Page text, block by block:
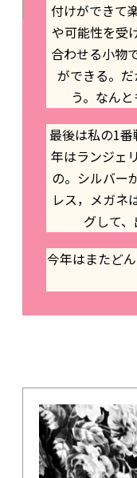
付けができて
や可能性を受
合わせる小物
ができる。
う。なん
最後は私の1
年はランジェ
の。シルバー
レス，メガネ
グして、
今年はまたど